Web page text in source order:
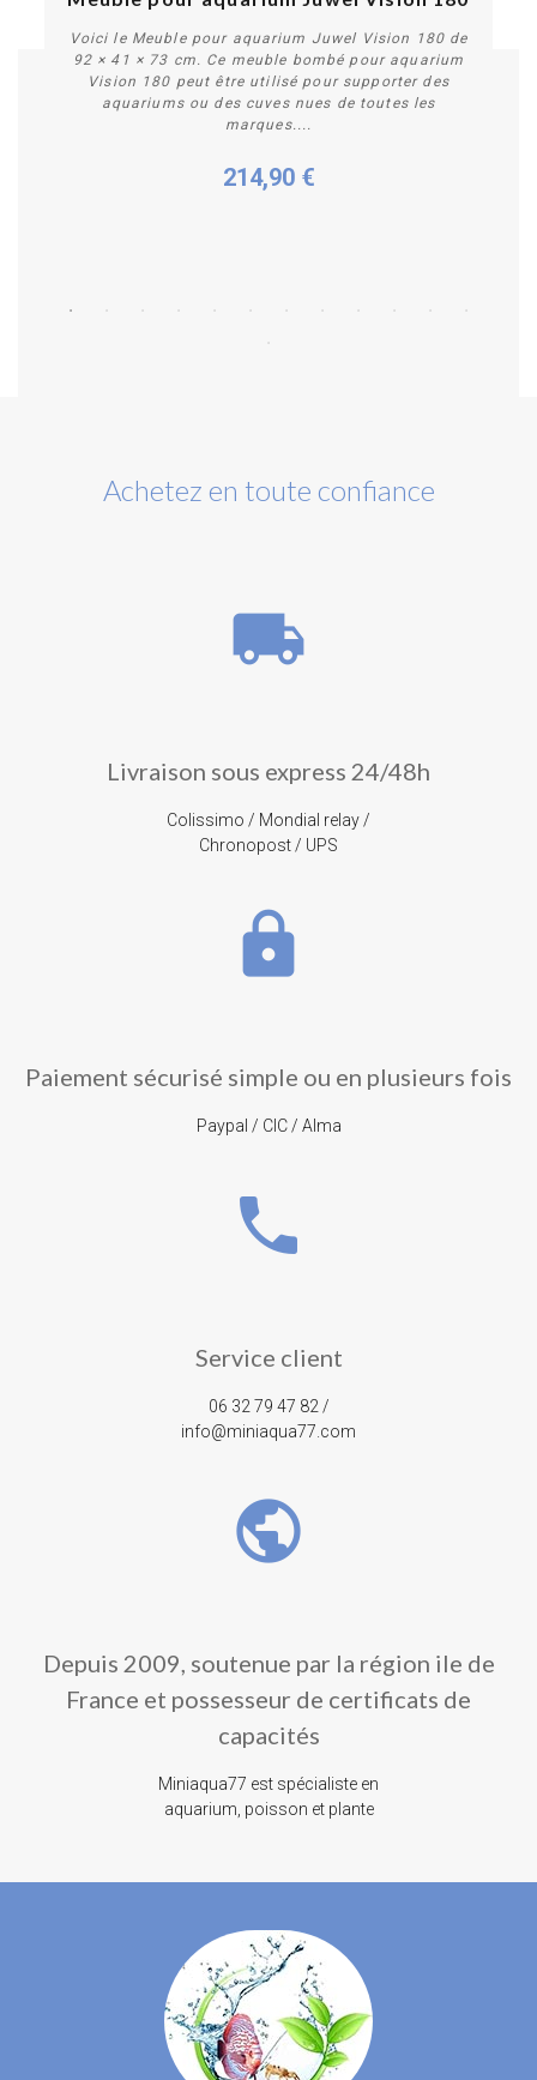
Personnaliser
Voici le Meuble pour aquarium Juwel Vision 180 de
92 × 41 × 73 cm. Ce meuble bombé pour aquarium
Vision 180 peut être utilisé pour supporter des
aquariums ou des cuves nues de toutes les
marques....
214,90 €
Achetez en toute confiance
local_shipping
Livraison sous express 24/48h
Colissimo / Mondial relay /
Chronopost / UPS
lock
Paiement sécurisé simple ou en plusieurs fois
Paypal / CIC / Alma
phone
Service client
06 32 79 47 82 /
info@miniaqua77.com
public
Depuis 2009, soutenue par la région ile de
France et possesseur de certificats de
capacités
Miniaqua77 est spécialiste en
aquarium, poisson et plante